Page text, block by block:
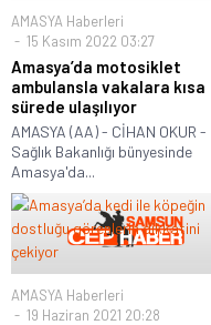
AMASYA Haberleri
15 Kasım 2022 03:27
Amasya’da motosiklet
ambulansla vakalara kısa
sürede ulaşılıyor
AMASYA (AA) - CİHAN OKUR -
Sağlık Bakanlığı bünyesinde
Amasya'da...
AMASYA Haberleri
19 Haziran 2021 20:28